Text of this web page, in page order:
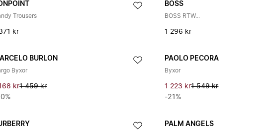
Trousers
kr
BOSS
BOSS RTW...
1 296 kr
BURLON
Byxor
kr1 459 kr
PAOLO PECORA
Byxor
1 223 kr1 549 kr
-21%
PALM ANGELS